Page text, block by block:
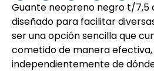
Guante neopreno negro t/7,5
diseñado para facilitar
ser una opción sencilla que
cometido de manera efectiva,
independientemente de